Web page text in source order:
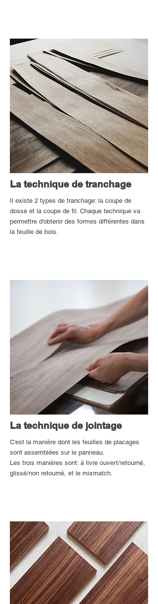
La technique de tranchage
Il existe 2 types de tranchage: la coupe de
dosse et la coupe de fil. Chaque technique va
permettre d'obtenir des formes différentes dans
la feuille de bois.
La technique de jointage
C'est la manière dont les feuilles de placages
sont assemblées sur le panneau.
Les trois manières sont: à livre ouvert/retourné,
glissé/non retourné, et le mixmatch.